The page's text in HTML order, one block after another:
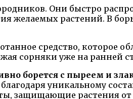
Они быстро
желаемых растений. В
средство, которое
сорняки уже на ранней
борется с пыреем и
уникальному
защищающие растения от